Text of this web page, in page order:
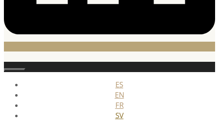
Stäng
ES
EN
FR
SV